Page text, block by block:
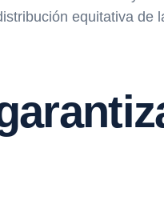
equitativa de